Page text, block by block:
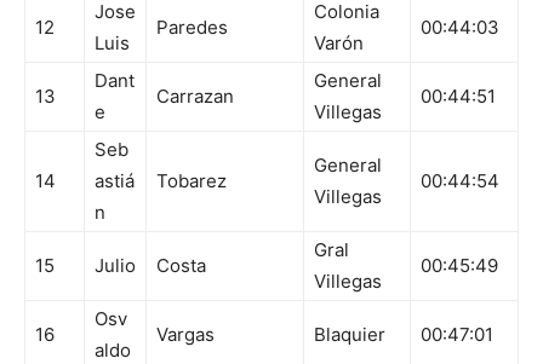
12
Jose
Luis
Paredes
Colonia
Varón
00:44:03
13
Dant
e
Carrazan
General
Villegas
00:44:51
14
Seb
astiá
n
Tobarez
General
Villegas
00:44:54
15 Julio Costa
Gral
Villegas
00:45:49
16
Osv
aldo
Vargas Blaquier 00:47:01